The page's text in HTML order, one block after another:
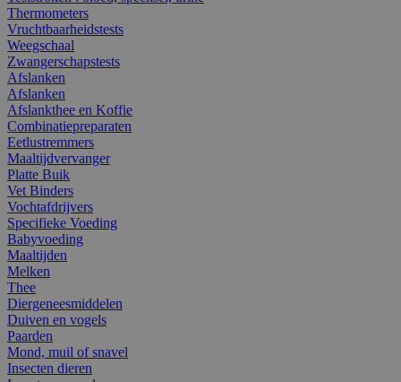
Thermometers
Vruchtbaarheidstests
Weegschaal
Zwangerschapstests
Afslanken
Afslanken
Afslankthee en Koffie
Combinatiepreparaten
Eetlustremmers
Maaltijdvervanger
Platte Buik
Vet Binders
Vochtafdrijvers
Specifieke Voeding
Babyvoeding
Maaltijden
Melken
Thee
Diergeneesmiddelen
Duiven en vogels
Paarden
Mond, muil of snavel
Insecten dieren